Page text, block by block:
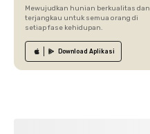
Mewujudkan hunian berkualitas dan
terjangkau untuk semua orang di
setiap fase kehidupan.
Download Aplikasi